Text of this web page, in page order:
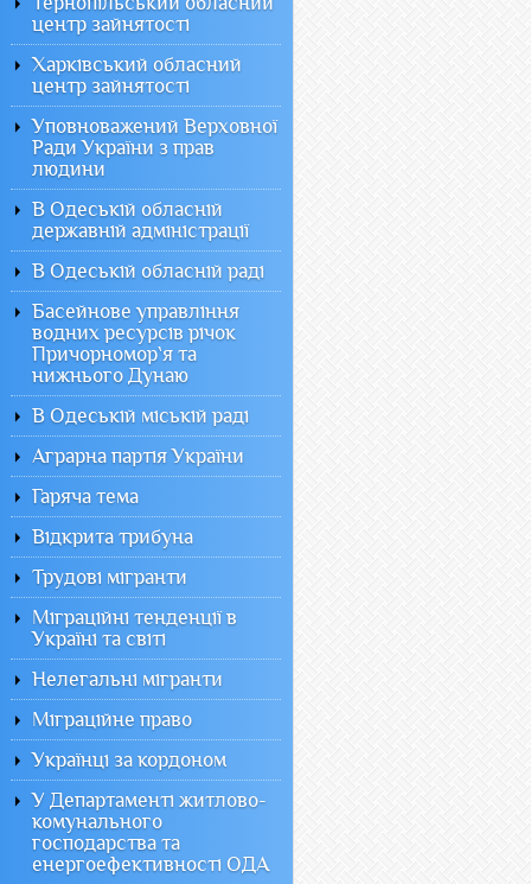
центр зайнятості
Харківський обласний
центр зайнятості
Уповноважений Верховної
Ради України з прав
людини
В Одеській обласній
державній адміністрації
В Одеській обласній раді
Басейнове управління
водних ресурсів річок
Причорномор`я та
нижнього Дунаю
В Одеській міській раді
Аграрна партія України
Гаряча тема
Відкрита трибуна
Трудові мігранти
Міграційні тенденції в
Україні та світі
Нелегальні мігранти
Міграційне право
Українці за кордоном
У Департаменті житлово-
комунального
господарства та
енергоефективності ОДА